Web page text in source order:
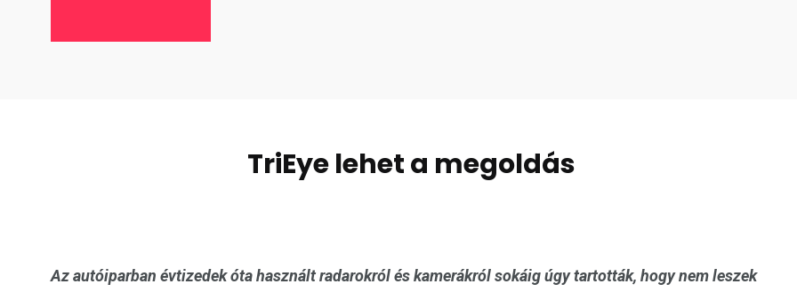
TriEye lehet a megoldás
Az autóiparban évtizedek óta használt radarokról és kamerákról sokáig úgy tartották, hogy nem leszek